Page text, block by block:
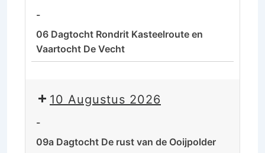
-
06 Dagtocht Rondrit Kasteelroute en
Vaartocht De Vecht
Rondrit
Vaartocht
10 Augustus 2026
-
09a Dagtocht De rust van de Ooijpolder